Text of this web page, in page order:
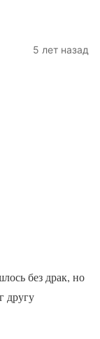
5 лет назад
без драк, но
другу